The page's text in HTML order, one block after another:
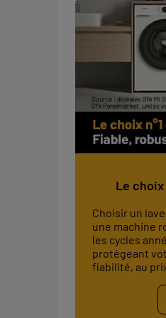
Le choix
Choisir un
une machine
les cycles
protégeant
fiabilité, au